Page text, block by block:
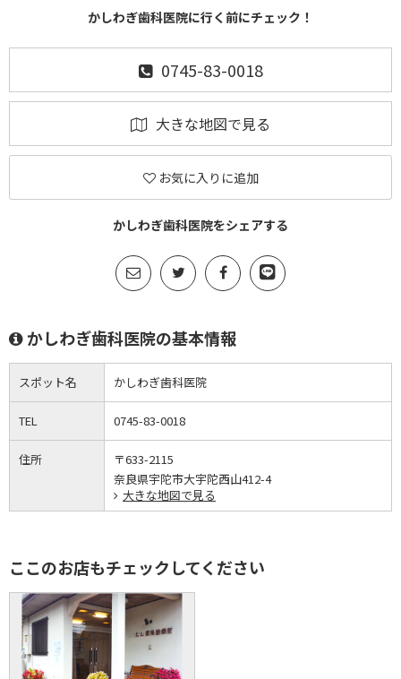
かしわぎ歯科医院に行く前にチェック！
0745-83-0018
大きな地図で見る
お気に入りに追加
かしわぎ歯科医院をシェアする
かしわぎ歯科医院の基本情報
スポット名 かしわぎ歯科医院
TEL 0745-83-0018
住所
〒633-2115
奈良県宇陀市大宇陀西山412-4
大きな地図で見る
ここのお店もチェックしてください